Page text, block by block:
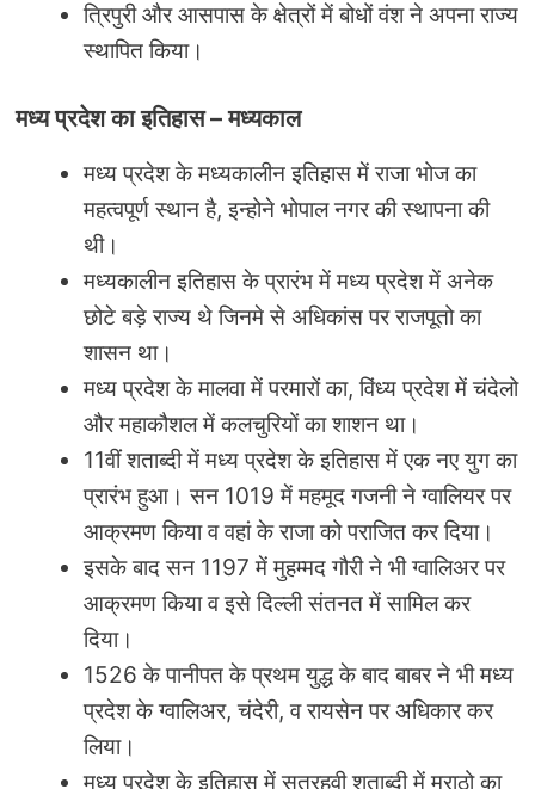
त्रिपुरी और आसपास के क्षेत्रों में बोधों वंश ने अपना राज्य
स्थापित किया।
मध्य प्रदेश का इतिहास–मध्यकाल
मध्य प्रदेश के मध्यकालीन इतिहास में राजा भोज का
महत्वपूर्ण स्थान है, इन्होने भोपाल नगर की स्थापना की
थी।
मध्यकालीन इतिहास के प्रारंभ में मध्य प्रदेश में अनेक
छोटे बड़े राज्य थे जिनमे से अधिकांस पर राजपूतो का
शासन था।
मध्य प्रदेश के मालवा में परमारों का, विंध्य प्रदेश में चंदेलो
और महाकौशल में कलचुरियों का शाशन था।
11वीं शताब्दी में मध्य प्रदेश के इतिहास में एक नए युग का
प्रारंभ हुआ। सन 1019 में महमूद गजनी ने ग्वालियर पर
आक्रमण किया व वहां के राजा को पराजित कर दिया।
इसके बाद सन 1197 में मुहम्मद गौरी ने भी ग्वालिअर पर
आक्रमण किया व इसे दिल्ली संतनत में सामिल कर
दिया।
1526 के पानीपत के प्रथम युद्ध के बाद बाबर ने भी मध्य
प्रदेश के ग्वालिअर, चंदेरी, व रायसेन पर अधिकार कर
लिया।
मध्य प्रदेश के इतिहास में सत्रहवी शताब्दी में मराठो का